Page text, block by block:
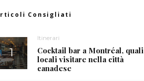
Consigliati
Itinerari
Cocktail bar a Montréal, quali
locali visitare nella città
canadese